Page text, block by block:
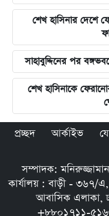
শেখ হাসিনার দেশে
সাহাবুদ্দিনের পর
শেখ হাসিনাকে
প্রচ্ছদ আর্কাইভ
সম্পাদক:
কার্যালয় : বাড়ী - ৩৬৭/
আবাসিক এলাকা,
+৮৮০১৭১১-